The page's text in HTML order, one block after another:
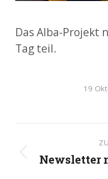
Das Alba-Projekt
Tag teil.
19
Newsletter